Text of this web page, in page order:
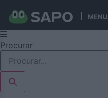
MENU
Pular
para
conteúdo
Procurar